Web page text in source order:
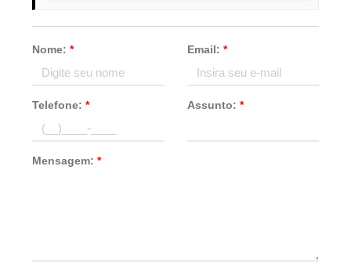
Nome:* Email: *
Telefone:* Assunto: *
Mensagem:*